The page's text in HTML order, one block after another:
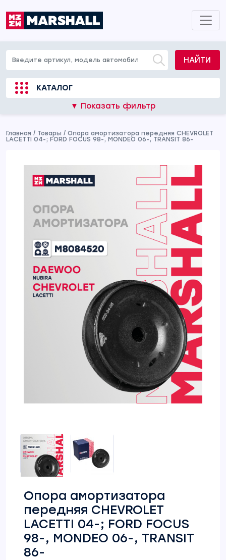
НАЙТИ
КАТАЛОГ
▼ Показать фильтр
Главная / Товары / Опора амортизатора передняя CHEVROLET
LACETTI 04-; FORD FOCUS 98-, MONDEO 06-, TRANSIT 86-
Опора амортизатора
передняя CHEVROLET
LACETTI 04-; FORD FOCUS
98-, MONDEO 06-, TRANSIT
86-